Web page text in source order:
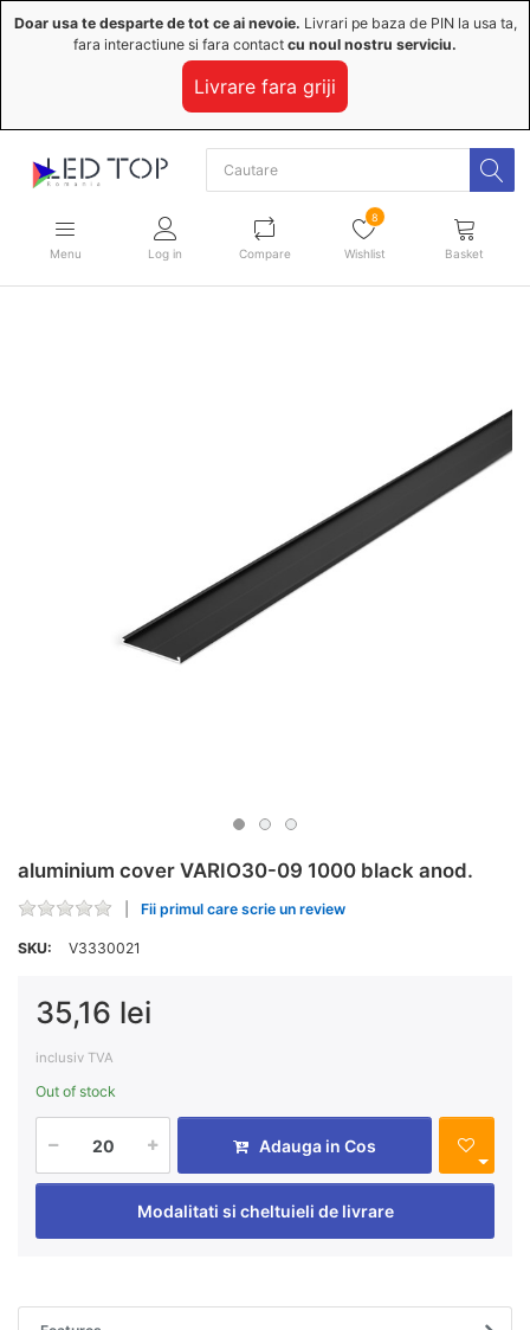
Doar usa te desparte de tot ce ai nevoie. Livrari pe baza de PIN la usa ta,
fara interactiune si fara contact cu noul nostru serviciu.
Livrare fara griji
Menu Log in Compare
8
Wishlist Basket
aluminium cover VARIO30-09 1000 black anod.
Fii primul care scrie un review
SKU: V3330021
35,16 lei
inclusiv TVA
Out of stock
Adauga in Cos
Modalitati si cheltuieli de livrare